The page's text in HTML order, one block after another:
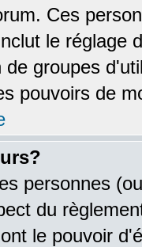
Ces
le réglage
groupes
pouvoirs de
personnes
du
le pouvoir